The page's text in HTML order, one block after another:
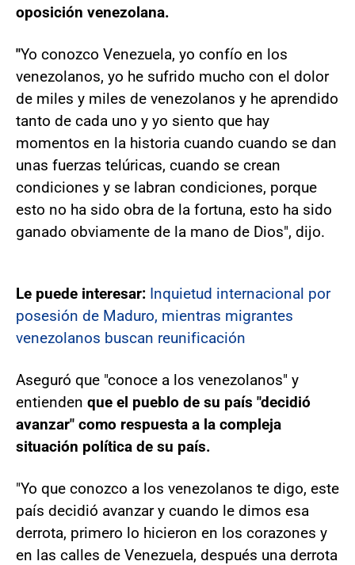
oposición venezolana.
"Yo conozco Venezuela, yo confío en los
venezolanos, yo he sufrido mucho con el dolor
de miles y miles de venezolanos y he aprendido
tanto de cada uno y yo siento que hay
momentos en la historia cuando cuando se dan
unas fuerzas telúricas, cuando se crean
condiciones y se labran condiciones, porque
esto no ha sido obra de la fortuna, esto ha sido
ganado obviamente de la mano de Dios", dijo.
Le puede interesar: Inquietud internacional por
posesión de Maduro, mientras migrantes
venezolanos buscan reunificación
Aseguró que "conoce a los venezolanos" y
entienden que el pueblo de su país "decidió
avanzar" como respuesta a la compleja
situación política de su país.
"Yo que conozco a los venezolanos te digo, este
país decidió avanzar y cuando le dimos esa
derrota, primero lo hicieron en los corazones y
en las calles de Venezuela, después una derrota